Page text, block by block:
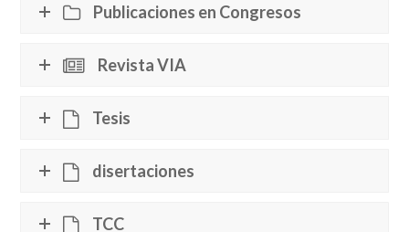
Publicaciones en Congresos
Revista VIA
Tesis
disertaciones
TCC